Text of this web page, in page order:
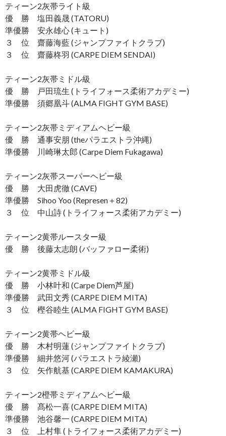
ティーン2灰帯ライト級
優 勝 塩田義晟 (TATORU)
準優勝 安永雄心 (キュート)
３ 位 齋藤海藍 (ジャンプファイトクラブ)
３ 位 齋藤柊羽 (CARPE DIEM SENDAI)
ティーン2灰帯ミドル級
優 勝 戸田琉生 (トライフォース柔術アカデミー)
準優勝 須郷凰斗 (ALMA FIGHT GYM BASE)
ティーン2灰帯ミディアムヘビー級
優 勝 通事安朋 (theパラエストラ沖縄)
準優勝 川崎琳太郎 (Carpe Diem Fukagawa)
ティーン2灰帯スーパーヘビー級
優 勝 大田虎徹 (CAVE)
準優勝 Sihoo Yoo (Represen＋82)
３ 位 中山詩 (トライフォース柔術アカデミー)
ティーン2黄帯ルースター級
優 勝 後藤太志朗 (バッファロー柔術)
ティーン2黄帯ミドル級
優 勝 小林叶和 (Carpe Diem芦屋)
準優勝 武田文秀 (CARPE DIEM MITA)
３ 位 樫谷睦生 (ALMA FIGHT GYM BASE)
ティーン2黄帯ヘビー級
優 勝 木村明蓮 (ジャンプファイトクラブ)
準優勝 細井悠河 (パラエストラ綾瀬)
３ 位 矢作航基 (CARPE DIEM KAMAKURA)
ティーン2橙帯ミディアムヘビー級
優 勝 髙松一喜 (CARPE DIEM MITA)
準優勝 池谷馨一 (CARPE DIEM MITA)
３ 位 上村隼 (トライフォース柔術アカデミー)